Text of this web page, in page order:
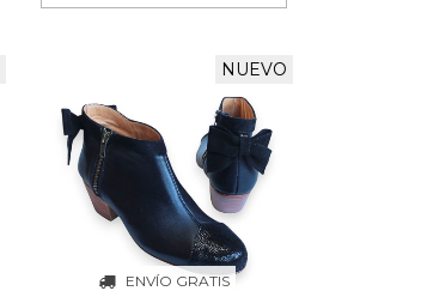
ENVÍO GRATIS
NUEVO